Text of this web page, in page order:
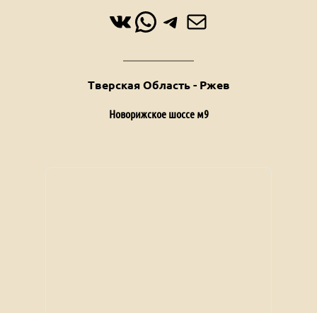
ВКонтакте
WhatsApp
Telegram
Почта
Тверская Область - Ржев
Новорижское шоссе м9